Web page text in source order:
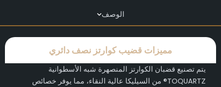
الوصف
مميزات قضيب كوارتز نصف دائري
يتم تصنيع قضبان الكوارتز المنصهرة شبه الأسطوانية
TOQUARTZ® من السيليكا عالية النقاء، مما يوفر خصائص